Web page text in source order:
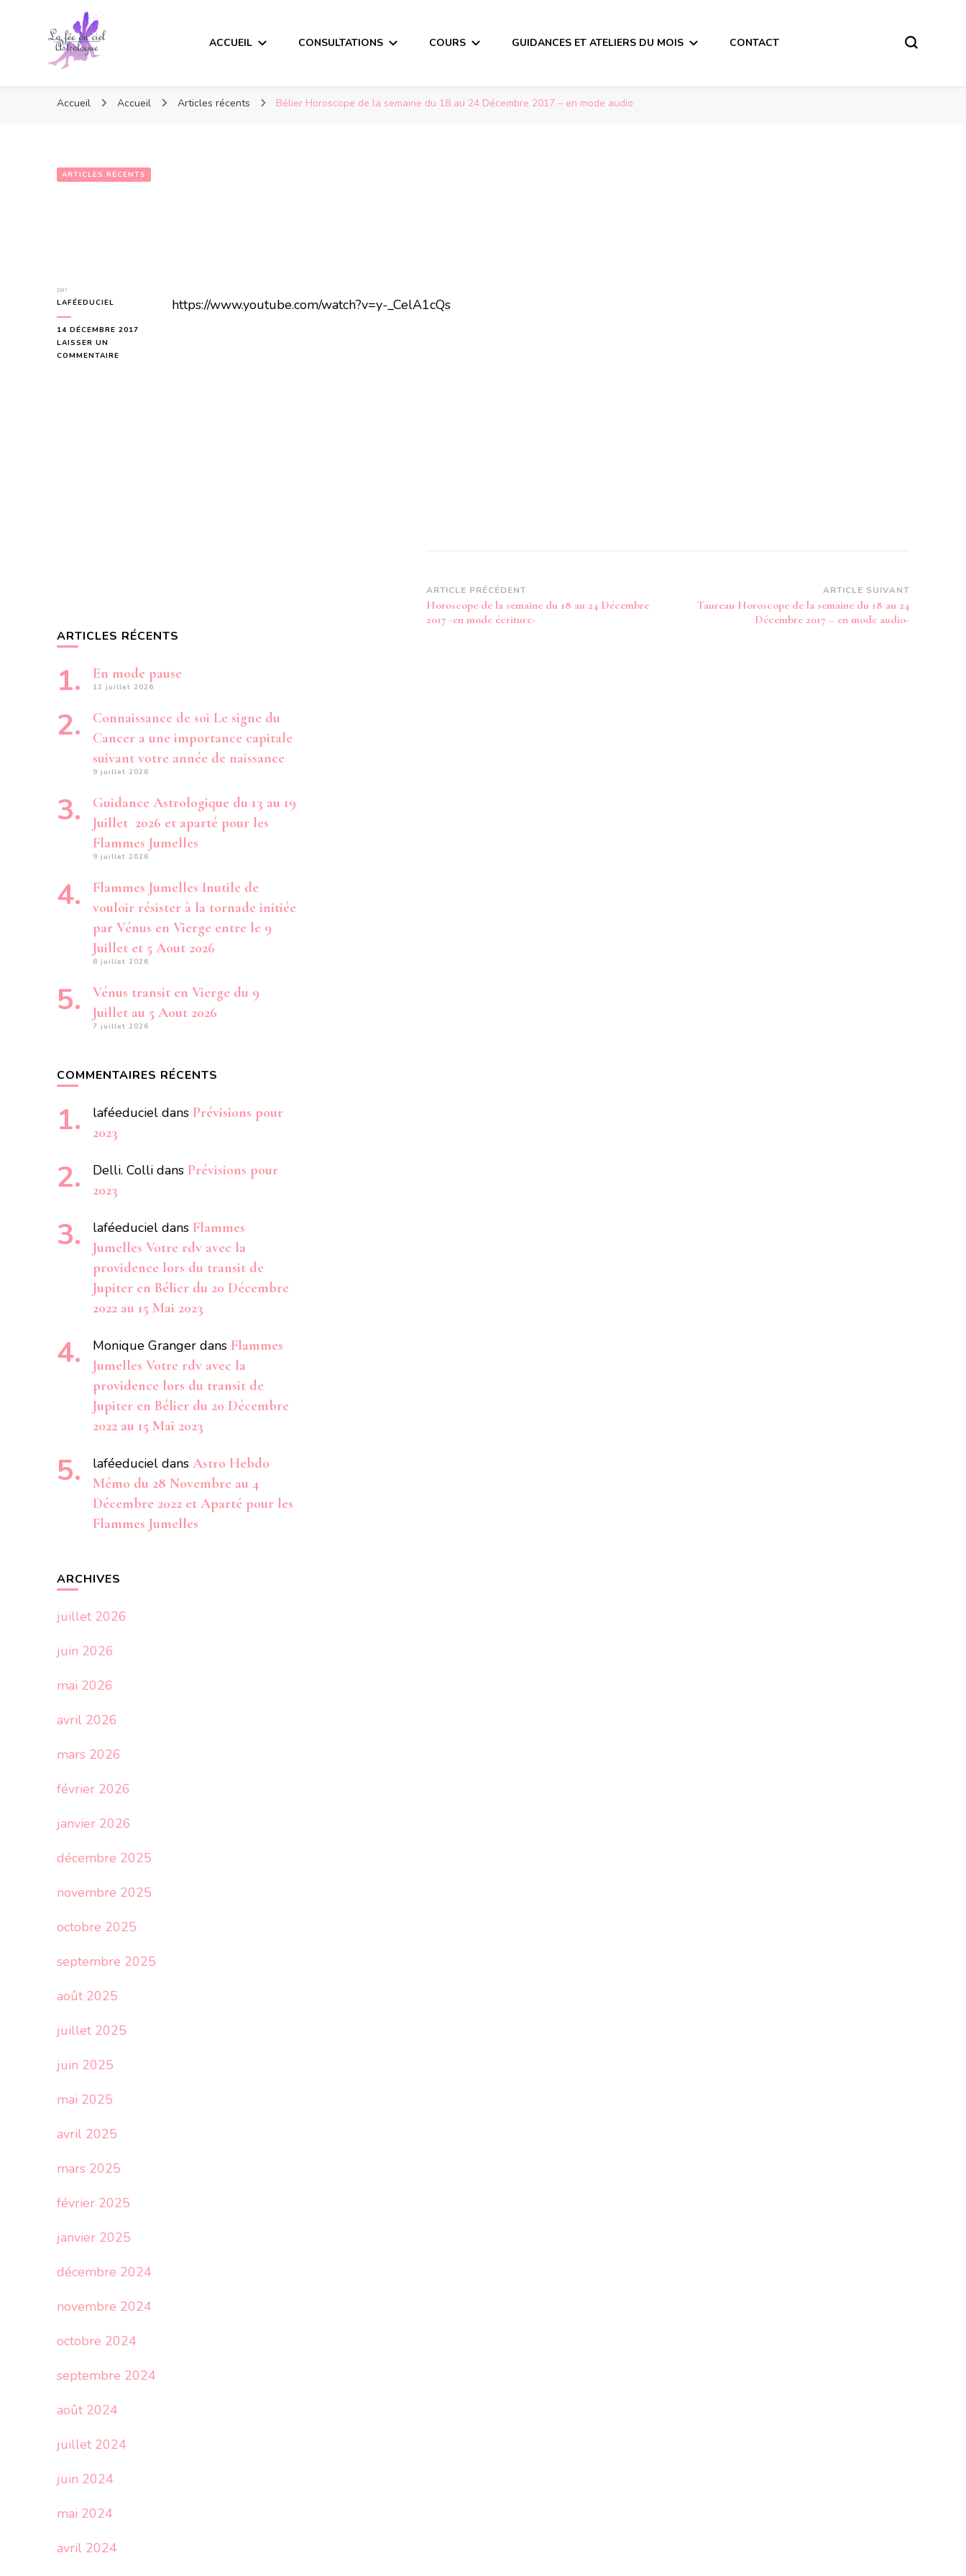
ACCUEIL CONSULTATIONS COURS GUIDANCES ET ATELIERS DU MOIS CONTACT
Accueil Accueil Articles récents Bélier Horoscope de la semaine du 18 au 24 Décembre 2017 – en mode audio
ARTICLES RÉCENTS
par
LAFÉEDUCIEL
14 DÉCEMBRE 2017
LAISSER UN
COMMENTAIRE
https://www.youtube.com/watch?v=y-_CelA1cQs
Navigation
d’article
ARTICLE PRÉCÉDENT
Horoscope de la semaine du 18 au 24 Décembre
2017 -en mode écriture-
ARTICLE SUIVANT
Taureau Horoscope de la semaine du 18 au 24
Décembre 2017 – en mode audio-
ARTICLES RÉCENTS
En mode pause
12 juillet 2026
Connaissance de soi Le signe du
Cancer a une importance capitale
suivant votre année de naissance
9 juillet 2026
Guidance Astrologique du 13 au 19
Juillet 2026 et aparté pour les
Flammes Jumelles
9 juillet 2026
Flammes Jumelles Inutile de
vouloir résister à la tornade initiée
par Vénus en Vierge entre le 9
Juillet et 5 Aout 2026
8 juillet 2026
Vénus transit en Vierge du 9
Juillet au 5 Aout 2026
7 juillet 2026
COMMENTAIRES RÉCENTS
laféeduciel dans Prévisions pour
2023
Delli. Colli dans Prévisions pour
2023
laféeduciel dans Flammes
Jumelles Votre rdv avec la
providence lors du transit de
Jupiter en Bélier du 20 Décembre
2022 au 15 Mai 2023
Monique Granger dans Flammes
Jumelles Votre rdv avec la
providence lors du transit de
Jupiter en Bélier du 20 Décembre
2022 au 15 Mai 2023
laféeduciel dans Astro Hebdo
Mémo du 28 Novembre au 4
Décembre 2022 et Aparté pour les
Flammes Jumelles
ARCHIVES
juillet 2026
juin 2026
mai 2026
avril 2026
mars 2026
février 2026
janvier 2026
décembre 2025
novembre 2025
octobre 2025
septembre 2025
août 2025
juillet 2025
juin 2025
mai 2025
avril 2025
mars 2025
février 2025
janvier 2025
décembre 2024
novembre 2024
octobre 2024
septembre 2024
août 2024
juillet 2024
juin 2024
mai 2024
avril 2024